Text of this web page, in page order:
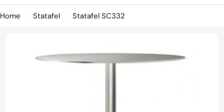
Home Statafel Statafel SC332